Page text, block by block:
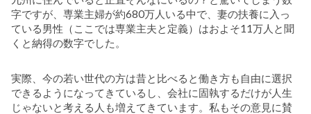
字ですが、専業主婦が約680万人いる中で、妻の扶養に入っ
ている男性（ここでは専業主夫と定義）はおよそ11万人と聞
くと納得の数字でした。
実際、今の若い世代の方は昔と比べると働き方も自由に選択
できるようになってきているし、会社に固執するだけが人生
じゃないと考える人も増えてきています。私もその意見に賛